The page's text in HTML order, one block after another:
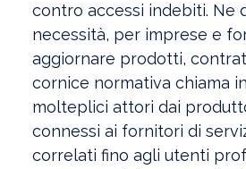
contro accessi indebiti. Ne
necessità, per imprese e
aggiornare prodotti,
cornice normativa chiama
molteplici attori dai
connessi ai fornitori di
correlati fino agli utenti